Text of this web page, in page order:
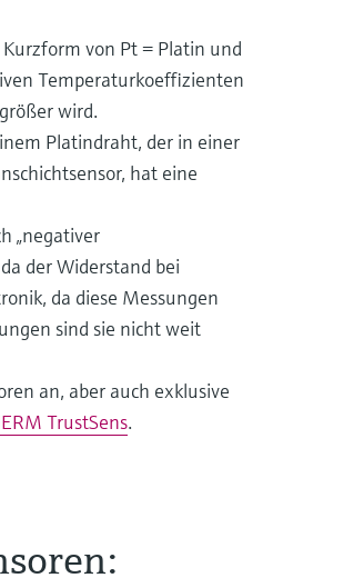
von Pt = Platin und
Temperaturkoeffizienten
wird.
Platindraht, der in einer
hat eine
„negativer
der Widerstand bei
da diese Messungen
sind sie nicht weit
an, aber auch exklusive
TrustSens.